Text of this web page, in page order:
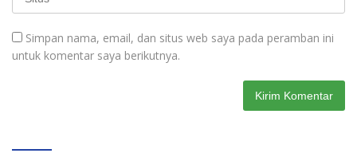
Simpan nama, email, dan situs web saya pada peramban ini
untuk komentar saya berikutnya.